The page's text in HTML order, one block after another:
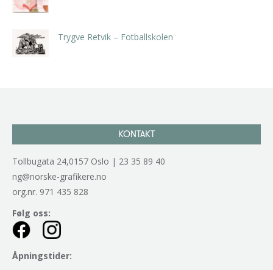
Trygve Retvik – Fotballskolen
KONTAKT
Tollbugata 24,0157 Oslo | 23 35 89 40
ng@norske-grafikere.no
org.nr. 971 435 828
Følg oss:
Åpningstider: